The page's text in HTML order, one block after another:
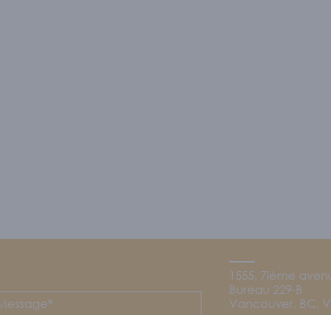
1555, 7ième
Bureau 229-B
Vancouver, BC,